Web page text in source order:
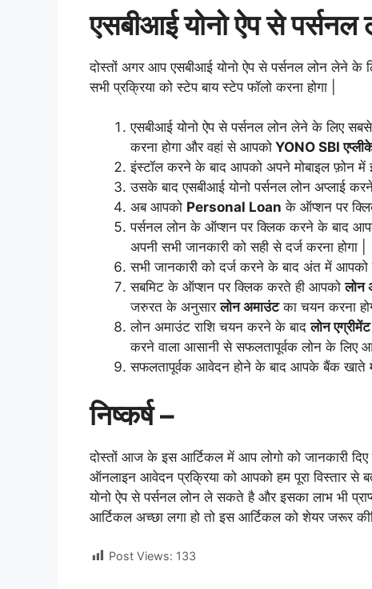
एसबीआईयोनोऐपसे पर्सनल
दोस्तों अगर आप एसबीआई योनो ऐप से पर्सनल लोन लेने
सभी प्रक्रिया को स्टेप बाय स्टेप फॉलो करना होगा |
एसबीआई योनो ऐप से पर्सनल लोन लेने के लिए
करना होगा और वहां से आपको YONO SBI
इंस्टॉल करने के बाद आपको अपने मोबाइल फ़ोन में
उसके बाद एसबीआई योनो पर्सनल लोन अप्लाई
अब आपको Personal Loan के ऑप्शन पर
पर्सनल लोन के ऑप्शन पर क्लिक करने के बाद
अपनी सभी जानकारी को सही से दर्ज करना होगा |
सभी जानकारी को दर्ज करने के बाद अंत में आपको
सबमिट के ऑप्शन पर क्लिक करते ही आपकोलोन
जरुरत के अनुसारलोन अमाउंटका चयन करना
लोन अमाउंट राशि चयन करने के बादलोन
करने वाला आसानी से सफलतापूर्वक लोन के लिए
सफलतापूर्वक आवेदन होने के बाद आपके बैंक
निष्कर्ष –
दोस्तों आज के इस आर्टिकल में आप लोगो को जानकारी
ऑनलाइन आवेदन प्रक्रिया को आपको हम पूरा विस्तार से
योनो ऐप से पर्सनल लोन ले सकते है और इसका लाभ भी
आर्टिकल अच्छा लगा हो तो इस आर्टिकल को शेयर जरूर
Post Views: 133